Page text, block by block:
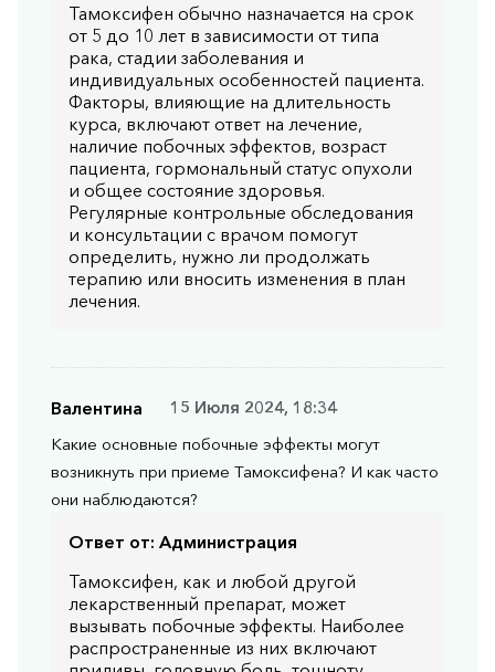
Тамоксифен обычно назначается на срок
от 5 до 10 лет в зависимости от типа
рака, стадии заболевания и
индивидуальных особенностей пациента.
Факторы, влияющие на длительность
курса, включают ответ на лечение,
наличие побочных эффектов, возраст
пациента, гормональный статус опухоли
и общее состояние здоровья.
Регулярные контрольные обследования
и консультации с врачом помогут
определить, нужно ли продолжать
терапию или вносить изменения в план
лечения.
Валентина
15 Июля 2024, 18:34
Какие основные побочные эффекты могут
возникнуть при приеме Тамоксифена? И как часто
они наблюдаются?
Ответ от: Администрация
Тамоксифен, как и любой другой
лекарственный препарат, может
вызывать побочные эффекты. Наиболее
распространенные из них включают